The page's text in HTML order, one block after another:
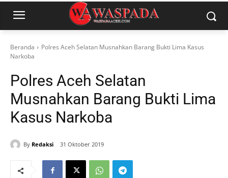
Beranda
Polres Aceh Selatan Musnahkan Barang Bukti Lima Kasus
Narkoba
Polres Aceh Selatan
Musnahkan Barang Bukti Lima
Kasus Narkoba
By Redaksi 31 Oktober 2019